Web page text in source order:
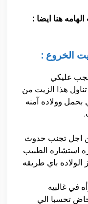
هنا ايضا :
الخروع :
عليكي
هذا الزيت من
وولاده آمنه
اجل تجنب حدوث
استشاره الطبيب
الولاده باي طريقه
في غالبيه
تحسبا الي